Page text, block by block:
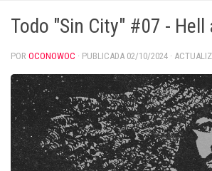
Todo "Sin City" #07 - Hell
POR OCONOWOC · PUBLICADA 02/10/2024 ·